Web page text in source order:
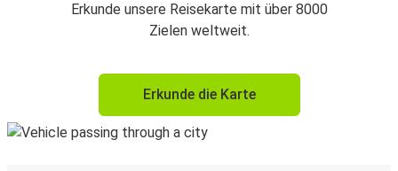
Erkunde unsere Reisekarte mit über 8000
Zielen weltweit.
Erkunde die Karte